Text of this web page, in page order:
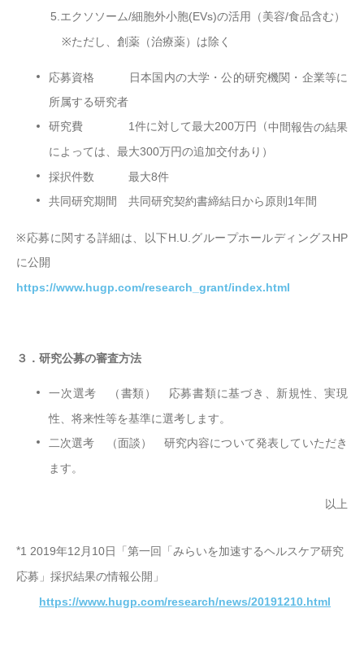
5.エクソソーム/細胞外小胞(EVs)の活用（美容/食品含む）
※ただし、創薬（治療薬）は除く
応募資格 日本国内の大学・公的研究機関 ・ 企業等に
所属する研究者
研究費 1件に対して最大200万円 （中間報告の結果
によっては、最大300万円の追加交付あり）
採択件数 最大8件
共同研究期間 共同研究契約書締結日から原則1年間
※応募に関する詳細は、以下H.U. グループホールディングスHP
に公開
https://www.hugp.com/research_grant/index.html
３．研究公募の審査方法
一次選考 （書類） 応募書類に基づき、新規性、実現
性、将来性等を基準に選考します。
二次選考 （面談） 研究内容について発表していただき
ます。
以上
*1 2019年12月 10日「第一回「みらいを加速するヘルスケア研究
応募」採択結果の情報公開」
https://www.hugp.com/research/news/20191210.html